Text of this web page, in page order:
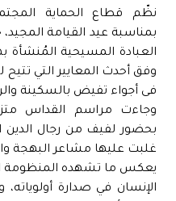
نظّم قطاع الحماية
بمناسبة عيد القيامة
العبادة المسيحية المُنشأة
وفق أحدث المعايير التي تتيح
فى أجواء تفيض بالسكينة
وجاءت مراسم القداس
بحضور لفيف من رجال الدين
غلبت عليها مشاعر البهجة
يعكس ما تشهده المنظومة
الإنسان في صدارة